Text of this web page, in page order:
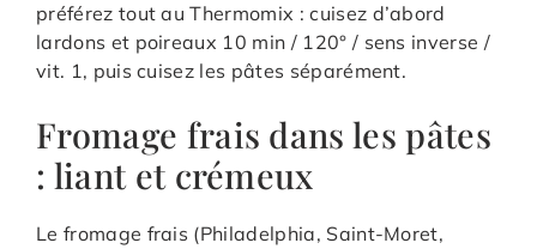
préférez tout au Thermomix : cuisez d’abord
lardons et poireaux 10 min / 120° / sens inverse /
vit. 1, puis cuisez les pâtes séparément.
Fromage frais dans les pâtes
: liant et crémeux
Le fromage frais (Philadelphia, Saint-Moret,